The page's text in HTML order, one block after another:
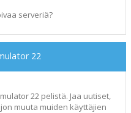
serveriä?
22
22 pelistä. Jaa uutiset,
muuta muiden käyttäjien